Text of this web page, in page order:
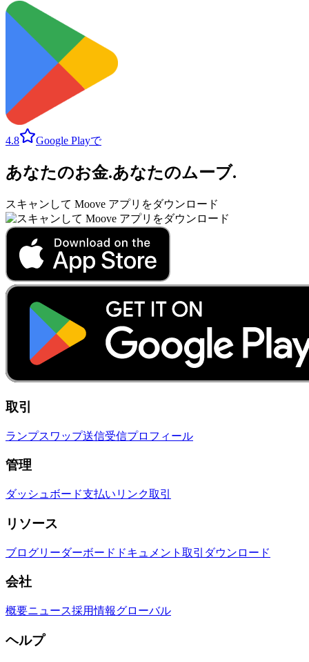
4.8 Google Playで
あなたのお金.あなたのムーブ.
スキャンして Moove アプリをダウンロード
取引
ランプスワップ送信受信プロフィール
管理
ダッシュボード支払いリンク取引
リソース
ブログリーダーボード ドキュメント 取引 ダウンロード
会社
概要ニュース採用情報グローバル
ヘルプ